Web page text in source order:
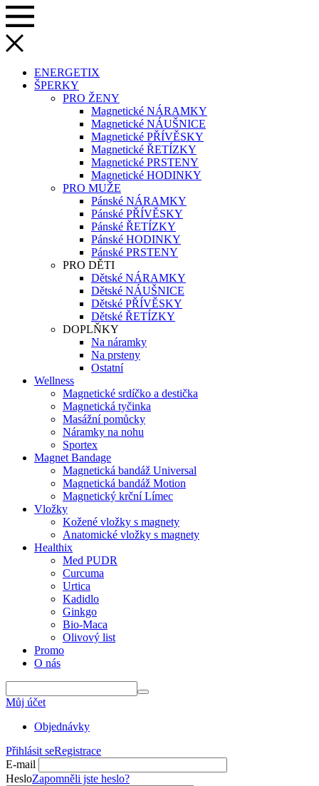
ENERGETIX
ŠPERKY
PRO ŽENY
Magnetické NÁRAMKY
Magnetické NÁUŠNICE
Magnetické PŘÍVĚSKY
Magnetické ŘETÍZKY
Magnetické PRSTENY
Magnetické HODINKY
PRO MUŽE
Pánské NÁRAMKY
Pánské PŘÍVĚSKY
Pánské ŘETÍZKY
Pánské HODINKY
Pánské PRSTENY
PRO DĚTI
Dětské NÁRAMKY
Dětské NÁUŠNICE
Dětské PŘÍVĚSKY
Dětské ŘETÍZKY
DOPLŇKY
Na náramky
Na prsteny
Ostatní
Wellness
Magnetické srdíčko a destička
Magnetická tyčinka
Masážní pomůcky
Náramky na nohu
Sportex
Magnet Bandage
Magnetická bandáž Universal
Magnetická bandáž Motion
Magnetický krční Límec
Vložky
Kožené vložky s magnety
Anatomické vložky s magnety
Healthix
Med PUDR
Curcuma
Urtica
Kadidlo
Ginkgo
Bio-Maca
Olivový list
Promo
O nás
Můj účet
Objednávky
Přihlásit seRegistrace
E-mail
HesloZapomněli jste heslo?